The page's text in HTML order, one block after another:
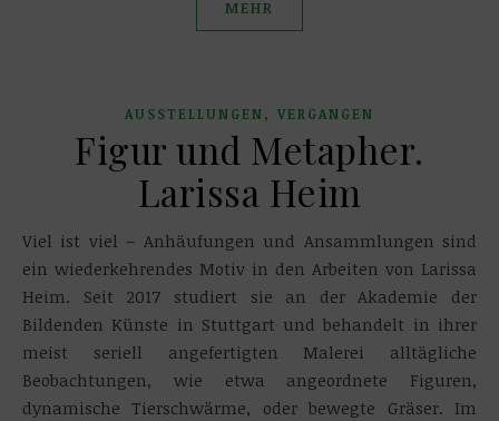
MEHR
AUSSTELLUNGEN, VERGANGEN
Figur und Metapher.
Larissa Heim
Viel ist viel – Anhäufungen und Ansammlungen sind
ein wiederkehrendes Motiv in den Arbeiten von Larissa
Heim. Seit 2017 studiert sie an der Akademie der
Bildenden Künste in Stuttgart und behandelt in ihrer
meist seriell angefertigten Malerei alltägliche
Beobachtungen, wie etwa angeordnete Figuren,
dynamische Tierschwärme, oder bewegte Gräser. Im